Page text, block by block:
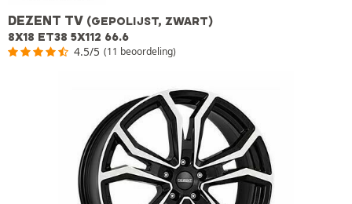
DEZENT TV (GEPOLIJST, ZWART)
8X18 ET38 5X112 66.6
4.5/5 (11 beoordeling)